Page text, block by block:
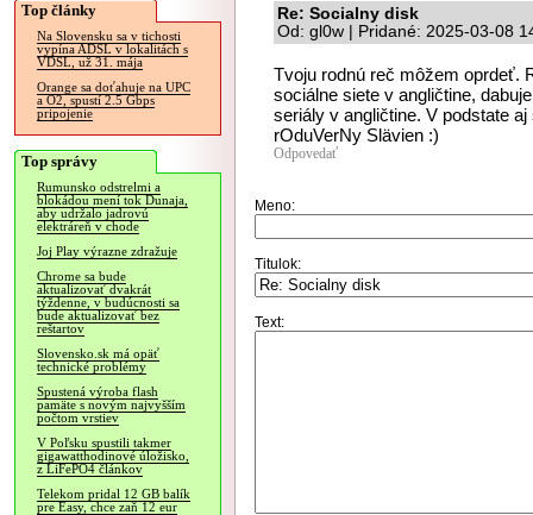
Top články
Na Slovensku sa v tichosti
vypína ADSL v lokalitách s
VDSL, už 31. mája
Orange sa doťahuje na UPC
a O2, spustí 2.5 Gbps
pripojenie
Top správy
Rumunsko odstrelmi a
blokádou mení tok Dunaja,
aby udržalo jadrovú
elektráreň v chode
Joj Play výrazne zdražuje
Chrome sa bude
aktualizovať dvakrát
týždenne, v budúcnosti sa
bude aktualizovať bez
reštartov
Slovensko.sk má opäť
technické problémy
Spustená výroba flash
pamäte s novým najvyšším
počtom vrstiev
V Poľsku spustili takmer
gigawatthodinové úložisko,
z LiFePO4 článkov
Telekom pridal 12 GB balík
pre Easy, chce zaň 12 eur
Re: Socialny disk
Od: gl0w | Pridané: 2025-03-08
Tvoju rodnú reč môžem oprdeť.
sociálne siete v angličtine,
seriály v angličtine. V podstate
rOduVerNy Slävien :)
Odpovedať
Meno:
Titulok:
Text: